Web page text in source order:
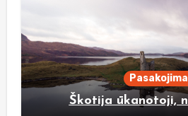
Škotija ūkanotoji,